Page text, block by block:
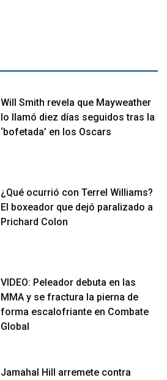
Will Smith revela que Mayweather
lo llamó diez días seguidos tras la
‘bofetada’ en los Oscars
¿Qué ocurrió con Terrel Williams?
El boxeador que dejó paralizado a
Prichard Colon
VIDEO: Peleador debuta en las
MMA y se fractura la pierna de
forma escalofriante en Combate
Global
Jamahal Hill arremete contra